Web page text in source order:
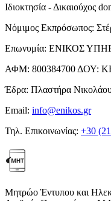
Ιδιοκτησία - Δικαιούχος
Νόμιμος Εκπρόσωπος:
Επωνυμία: ΕΝΙΚΟΣ
ΑΦΜ: 800384700 ΔΟΥ:
Έδρα: Πλαστήρα
Email: info@enikos.gr
Τηλ. Επικοινωνίας: +30
Μητρώο Έντυπου και